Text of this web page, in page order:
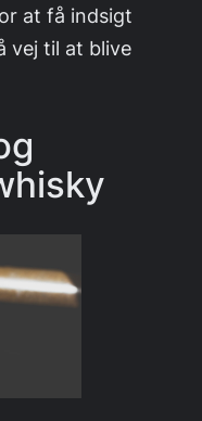
at få indsigt
vej til at blive